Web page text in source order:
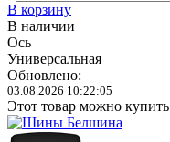
В корзину
В наличии
Ось
Универсальная
Обновлено:
03.08.2026 10:22:05
Этот товар можно купить